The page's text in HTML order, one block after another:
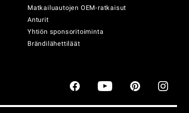
Matkailuautojen OEM-ratkaisut
Anturit
Yhtiön sponsoritoiminta
Brändilähettiläät